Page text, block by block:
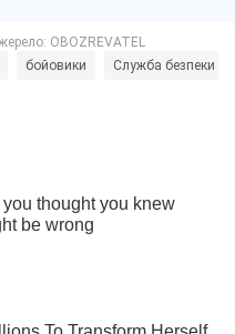
бойовики Служба безпеки